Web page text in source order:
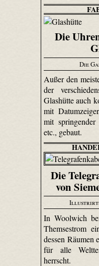
Die
Die
Außer den
der
Glashütte auch
mit
mit
etc., gebaut.
Die
von
In Woolwich
Themsestrom
dessen Räumen
für alle
herrscht.